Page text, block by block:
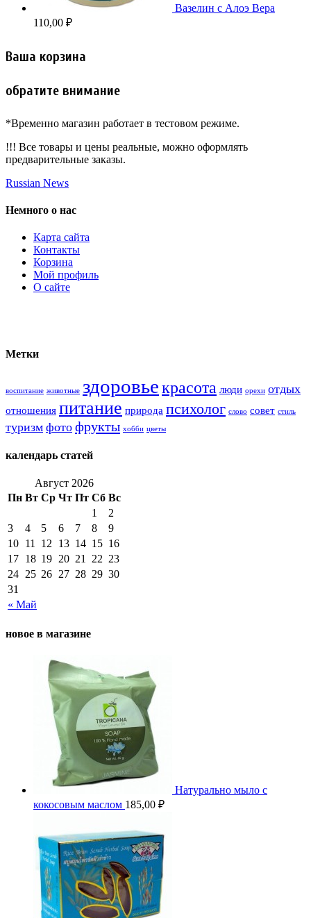
Вазелин c Алоэ Вера
110,00 ₽
Ваша корзина
обратите внимание
*Временно магазин работает в тестовом режиме.
!!! Все товары и цены реальные, можно оформлять
предварительные заказы.
Russian News
Немного о нас
Карта сайта
Контакты
Корзина
Мой профиль
О сайте
Метки
воспитание животные здоровьекрасота люди орехи отдых
отношения питание природа психолог слово совет стиль
туризм фото фрукты хобби цветы
календарь статей
Август 2026
Пн Вт Ср Чт Пт Сб Вс
« Май
1
2
3
4 5 6 7 8
9
10 11 12 13 14 15 16
17 18 19 20 21 22 23
24 25 26 27 28 29 30
31
новое в магазине
Натурально мыло с
кокосовым маслом 185,00 ₽